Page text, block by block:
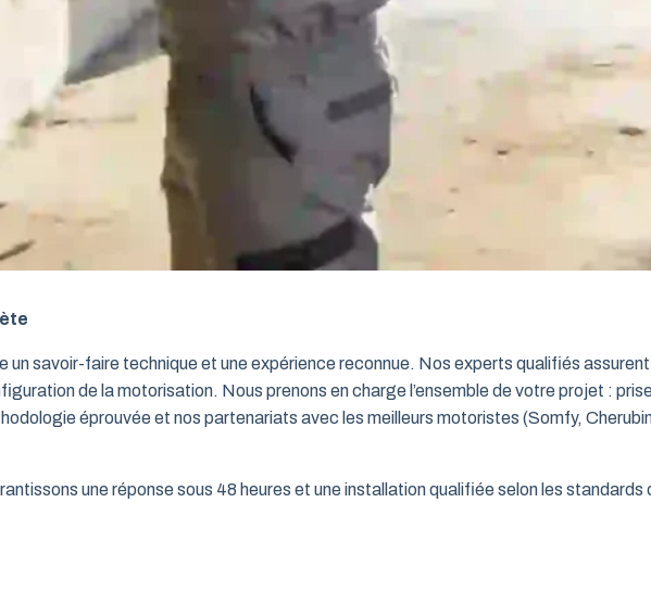
un savoir-faire technique et une expérience reconnue. Nos experts qualifiés
de la motorisation. Nous prenons en charge l’ensemble de votre projet :
éprouvée et nos partenariats avec les meilleurs motoristes (Somfy,
une réponse sous 48 heures et une installation qualifiée selon les standards